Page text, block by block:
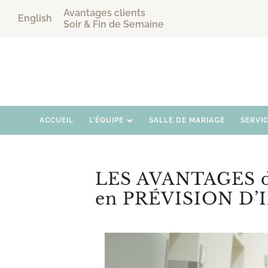
English
Avantages clients
Soir & Fin de Semaine
ACCUEIL L’ÉQUIPE SALLE DE MARIAGE
LES
en PRÉVISION